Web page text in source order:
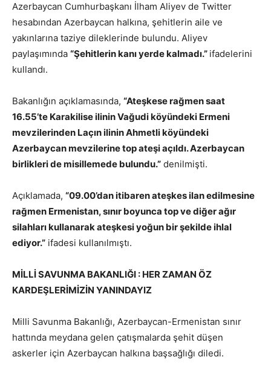
Azerbaycan Cumhurbaşkanı İlham Aliyev de Twitter
hesabından Azerbaycan halkına, şehitlerin aile ve
yakınlarına taziye dileklerinde bulundu. Aliyev
paylaşımında “Şehitlerin kanı yerde kalmadı.” ifadelerini
kullandı.
Bakanlığın açıklamasında, “Ateşkese rağmen saat
16.55’te Karakilise ilinin Vağudi köyündeki Ermeni
mevzilerinden Laçın ilinin Ahmetli köyündeki
Azerbaycan mevzilerine top ateşi açıldı. Azerbaycan
birlikleri de misillemede bulundu.” denilmişti.
Açıklamada, “09.00’dan itibaren ateşkes ilan edilmesine
rağmen Ermenistan, sınır boyunca top ve diğer ağır
silahları kullanarak ateşkesi yoğun bir şekilde ihlal
ediyor.” ifadesi kullanılmıştı.
MİLLİ SAVUNMA BAKANLIĞI : HER ZAMAN ÖZ
KARDEŞLERİMİZİN YANINDAYIZ
Milli Savunma Bakanlığı, Azerbaycan-Ermenistan sınır
hattında meydana gelen çatışmalarda şehit düşen
askerler için Azerbaycan halkına başsağlığı diledi.